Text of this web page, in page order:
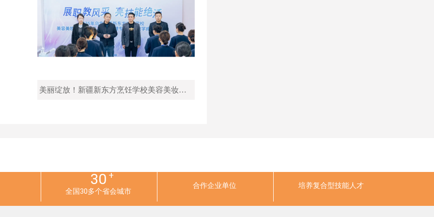
美丽绽放！新疆新东方烹饪学校美容美妆专业教学成果展示会圆满落幕！
30 +
全国30多个省会城市
合作企业单位 培养复合型技能人才